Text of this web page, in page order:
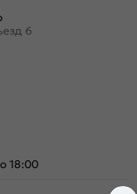
6
18:00